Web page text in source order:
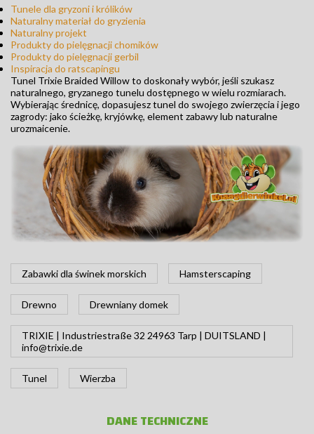
Tunele dla gryzoni i królików
Naturalny materiał do gryzienia
Naturalny projekt
Produkty do pielęgnacji chomików
Produkty do pielęgnacji gerbil
Inspiracja do ratscapingu
Tunel Trixie Braided Willow to doskonały wybór, jeśli szukasz
naturalnego, gryzanego tunelu dostępnego w wielu rozmiarach.
Wybierając średnicę, dopasujesz tunel do swojego zwierzęcia i jego
zagrody: jako ścieżkę, kryjówkę, element zabawy lub naturalne
urozmaicenie.
Zabawki dla świnek morskich Hamsterscaping
Drewno Drewniany domek
TRIXIE | Industriestraße 32 24963 Tarp | DUITSLAND |
info@trixie.de
Tunel Wierzba
DANE TECHNICZNE